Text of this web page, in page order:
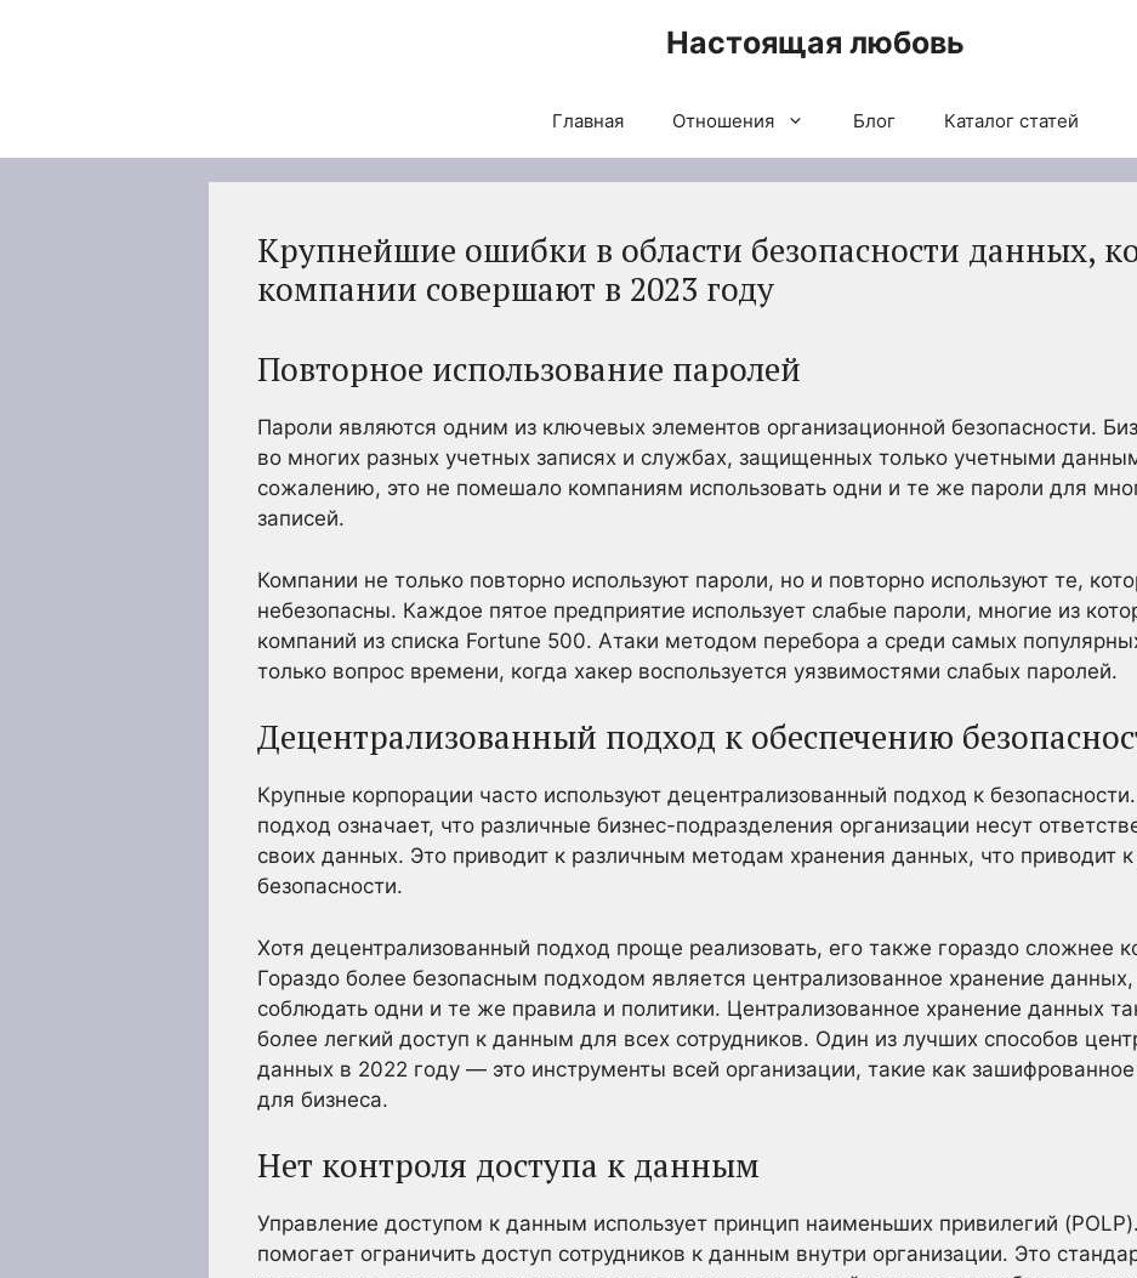
Настоящая любовь
Главная Отношения Блог Каталог статей
Крупнейшие ошибки в области безопасности данных,
компании совершают в 2023 году
Повторное использование паролей
Пароли являются одним из ключевых элементов организационной безопасности.
во многих разных учетных записях и службах, защищенных только учетными
сожалению, это не помешало компаниям использовать одни и те же пароли для
записей.
Компании не только повторно используют пароли, но и повторно используют те,
небезопасны. Каждое пятое предприятие использует слабые пароли, многие из
компаний из списка Fortune 500. Атаки методом перебора a среди самых
только вопрос времени, когда хакер воспользуется уязвимостями слабых паролей.
Децентрализованный подход к обеспечению
Крупные корпорации часто используют децентрализованный подход к
подход означает, что различные бизнес-подразделения организации несут
своих данных. Это приводит к различным методам хранения данных, что приводит
безопасности.
Хотя децентрализованный подход проще реализовать, его также гораздо сложнее
Гораздо более безопасным подходом является централизованное хранение
соблюдать одни и те же правила и политики. Централизованное хранение данных
более легкий доступ к данным для всех сотрудников. Один из лучших способов
данных в 2022 году — это инструменты всей организации, такие как
для бизнеса.
Нет контроля доступа к данным
Управление доступом к данным использует принцип наименьших привилегий
помогает ограничить доступ сотрудников к данным внутри организации. Это